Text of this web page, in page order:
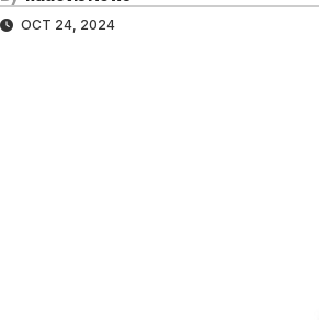
OCT 24, 2024